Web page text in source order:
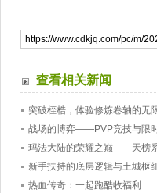
查看相关新闻
突破桎梏，体验修炼卷轴的无
战场的博弈——PVP竞技与限
玛法大陆的荣耀之巅——天榜
新手扶持的底层逻辑与土城枢
热血传奇：一起跑酷收福利